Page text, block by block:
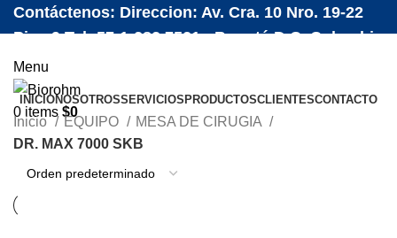
Contáctenos: Direccion: Av. Cra. 10 Nro. 19-22
Piso 9 Tel: 57-1-282 7521 - Bogotá D.C. Colombia
Menu
0 items $0
INICIONOSOTROSSERVICIOS PRODUCTOSCLIENTESCONTACTO
Inicio EQUIPO
MESA DE CIRUGIA
DR. MAX 7000 SKB